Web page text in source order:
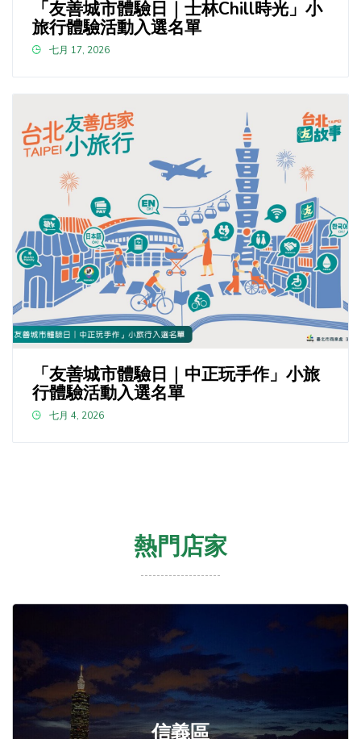
「友善城市體驗日｜士林Chill時光」小
旅行體驗活動入選名單
七月 17, 2026
「友善城市體驗日｜中正玩手作」小旅
行體驗活動入選名單
七月 4, 2026
熱門店家
信義區